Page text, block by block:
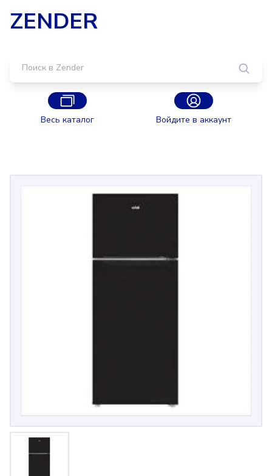
ZENDER
Весь каталог Войдите в аккаунт